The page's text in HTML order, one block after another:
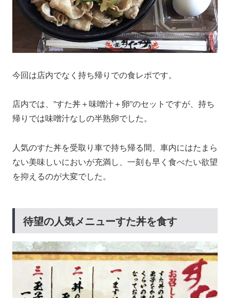
今回は店内でなく持ち帰りでの食レポです。
店内では、”すた丼＋味噌汁＋卵”のセットですが、持ち
帰りでは味噌汁なしの半熟卵でした。
人気のすた丼を受取り車で持ち帰る間、車内にはたまら
ない美味しいにおいが充満し、一刻も早く食べたい欲望
を抑えるのが大変でした。
待望の人気メニューすた丼を食す